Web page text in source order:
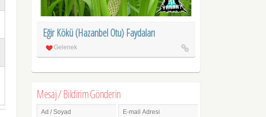
Eğir Kökü (Hazanbel Otu) Faydaları
Gelenek
Mesaj / Bildirim Gönderin
Ad / Soyad E-mail Adresi